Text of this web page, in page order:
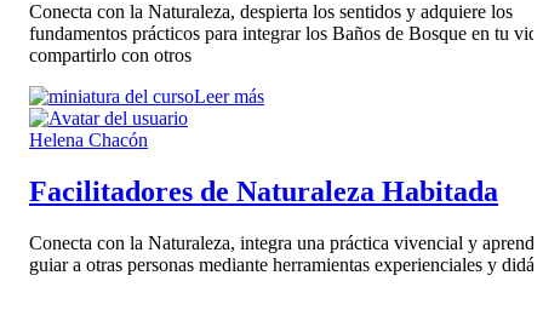
Conecta con la Naturaleza, despierta los sentidos y adquiere los
fundamentos prácticos para integrar los Baños de Bosque en tu
compartirlo con otros
Leer más
Helena Chacón
Facilitadores de Naturaleza Habitada
Conecta con la Naturaleza, integra una práctica vivencial y
guiar a otras personas mediante herramientas experienciales y